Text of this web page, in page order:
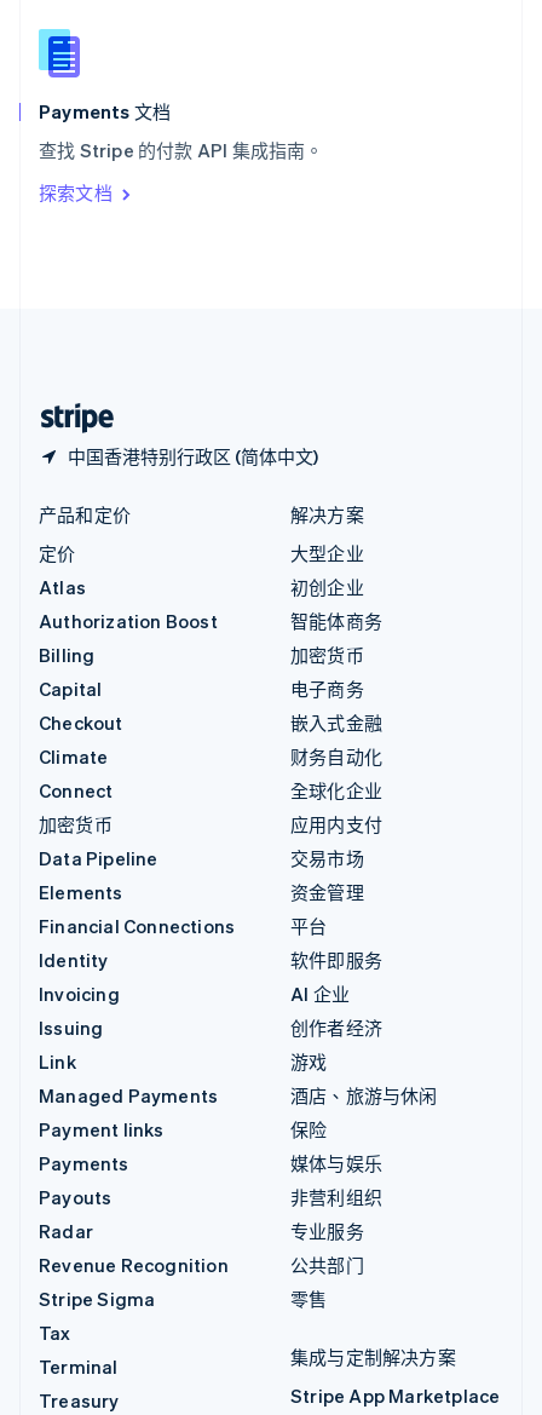
Payments 文档
查找 Stripe 的付款 API 集成指南。
探索文档
中国香港特别行政区 (简体中文)
新西兰
English
匈牙利
English
ItalianoEnglish
印度
English
产品和定价
定价
Atlas
Authorization Boost
Billing
Capital
Checkout
Climate
Connect
加密货币
Data Pipeline
Elements
Financial Connections
Identity
Invoicing
Issuing
Link
Managed Payments
Payment links
Payments
Payouts
Radar
Revenue Recognition
Stripe Sigma
Tax
Terminal
Treasury
解决方案
大型企业
初创企业
智能体商务
加密货币
电子商务
嵌入式金融
财务自动化
全球化企业
应用内支付
交易市场
资金管理
平台
软件即服务
AI 企业
创作者经济
游戏
酒店、旅游与休闲
保险
媒体与娱乐
非营利组织
专业服务
公共部门
零售
集成与定制解决方案
Stripe App Marketplace